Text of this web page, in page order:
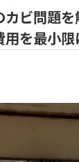
ビ問題
を最小